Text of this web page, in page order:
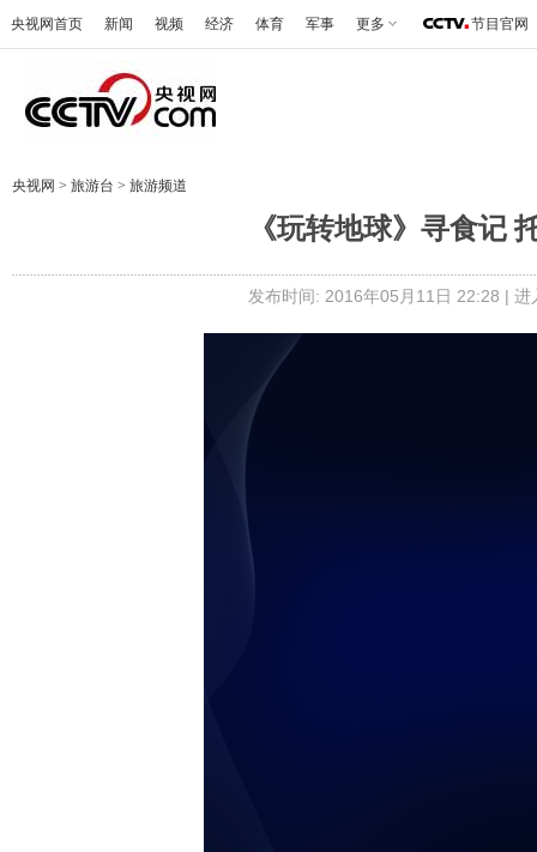
央视网首页 新闻 视频 经济 体育 军事 更多 节目官网
央视网 > 旅游台 > 旅游频道
《玩转地球》寻食记
发布时间: 2016年05月11日 22:28 | 进